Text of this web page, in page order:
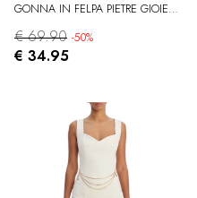
GONNA IN FELPA PIETRE GIOIELLO
€ 69.90 -50%
€ 34.95